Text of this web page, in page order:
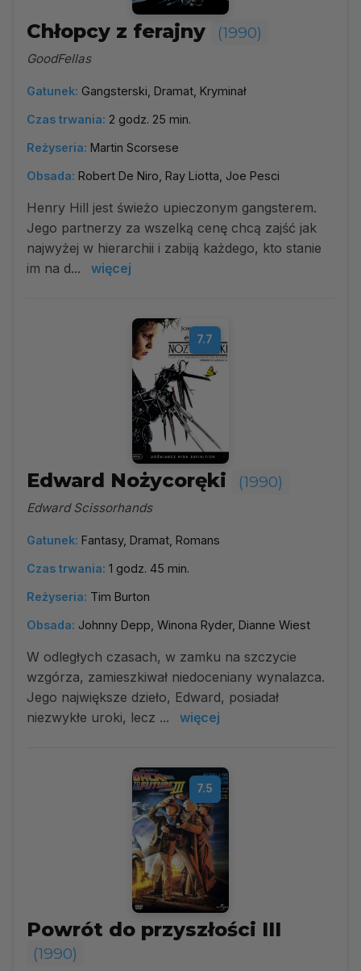
Chłopcy z ferajny (1990)
GoodFellas
Gatunek: Gangsterski, Dramat, Kryminał
Czas trwania: 2 godz. 25 min.
Reżyseria: Martin Scorsese
Obsada: Robert De Niro, Ray Liotta, Joe Pesci
Henry Hill jest świeżo upieczonym gangsterem.
Jego partnerzy za wszelką cenę chcą zajść jak
najwyżej w hierarchii i zabiją każdego, kto stanie
im na d...
więcej
7.7
Edward Nożycoręki (1990)
Edward Scissorhands
Gatunek: Fantasy, Dramat, Romans
Czas trwania: 1 godz. 45 min.
Reżyseria: Tim Burton
Obsada: Johnny Depp, Winona Ryder, Dianne Wiest
W odległych czasach, w zamku na szczycie
wzgórza, zamieszkiwał niedoceniany wynalazca.
Jego największe dzieło, Edward, posiadał
niezwykłe uroki, lecz ...
więcej
7.5
Powrót do przyszłości III
(1990)